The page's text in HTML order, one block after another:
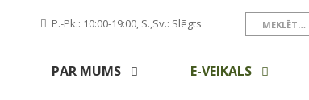
P.-Pk.: 10:00-19:00, S.,Sv.: Slēgts
PAR MUMS E-VEIKALS